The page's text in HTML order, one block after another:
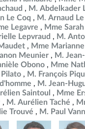
M. Abdelkader
Le Coq
M. Arnaud Le
Legavre
Mme
Lepvraud
M.
Mme
Meunier
M.
Obono
Mme
Pilato
M. François
M. Jean-
Saintoul
Mme
M. Aurélien Taché
Trouvé M. Paul